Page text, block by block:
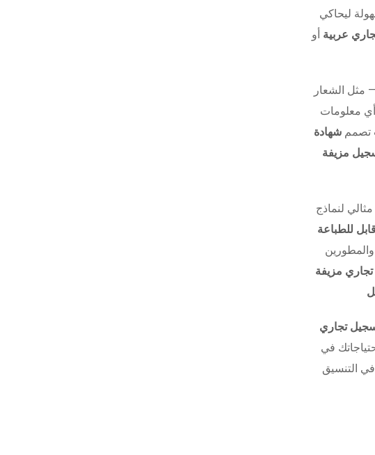
ليحاكي
عربية أو
مثل الشعار
معلومات
تصممشهادة
مثالي لنماذج UI/UX للشركات، وأدوات التدريب،
للطباعة
مزيفة
تجاري
في
في التنسيق